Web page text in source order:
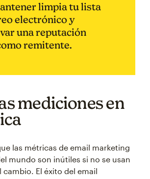
limpia tu lista
electrónico y
una reputación
remitente.
mediciones en
las métricas de email marketing
mundo son inútiles si no se usan
cambio. El éxito del email